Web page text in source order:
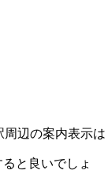
辺の案内表示は
と良いでしょ